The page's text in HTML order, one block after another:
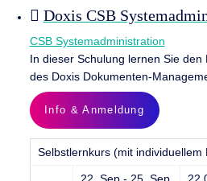
Doxis CSB
CSB Systemadministration
In dieser Schulung lernen Sie den
des Doxis Dokumenten-
Info & Anmeldung
Selbstlernkurs (mit individuellem
22. Sep - 25. Sep